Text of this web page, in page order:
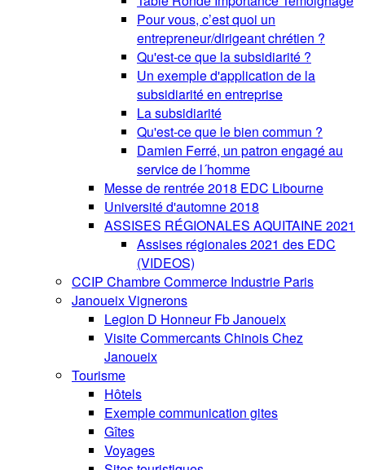
Pour vous, c’est quoi un
entrepreneur/dirigeant chrétien ?
Qu'est-ce que la subsidiarité ?
Un exemple d'application de la
subsidiarité en entreprise
La subsidiarité
Qu'est-ce que le bien commun ?
Damien Ferré, un patron engagé au
service de l´homme
Messe de rentrée 2018 EDC Libourne
Université d'automne 2018
ASSISES RÉGIONALES AQUITAINE 2021
Assises régionales 2021 des EDC
(VIDEOS)
CCIP Chambre Commerce Industrie Paris
Janoueix Vignerons
Legion D Honneur Fb Janoueix
Visite Commercants Chinois Chez
Janoueix
Tourisme
Hôtels
Exemple communication gites
Gîtes
Voyages